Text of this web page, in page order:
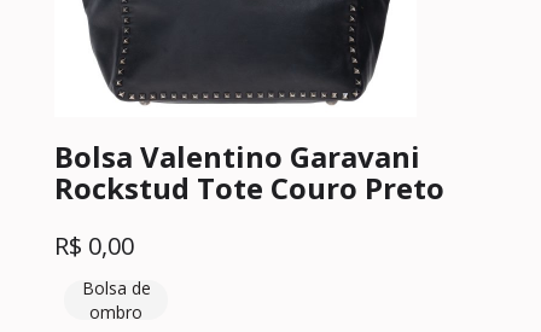
Bolsa Valentino Garavani
Rockstud Tote Couro Preto
R$ 0,00
Bolsa de
ombro